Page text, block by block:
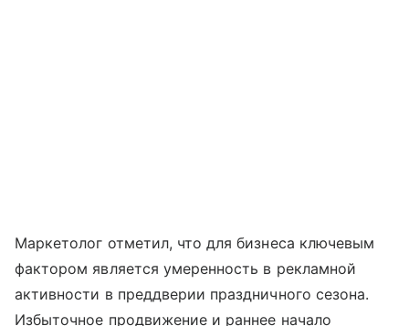
Маркетолог отметил, что для бизнеса ключевым
фактором является умеренность в рекламной
активности в преддверии праздничного сезона.
Избыточное продвижение и раннее начало